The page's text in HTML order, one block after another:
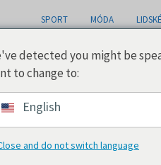
SPORT MÓDA
detected you might be
to change to:
English
and do not switch language